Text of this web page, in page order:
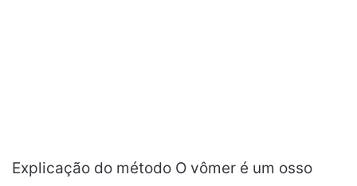
Explicação do método O vômer é um osso